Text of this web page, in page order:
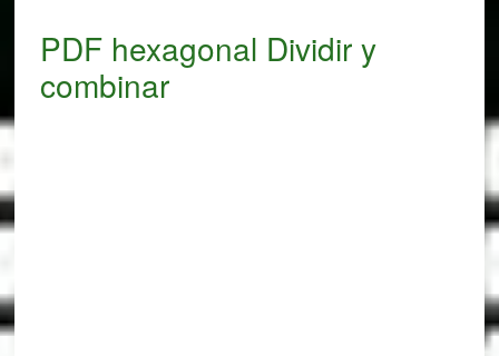
PDF hexagonal Dividir y
combinar